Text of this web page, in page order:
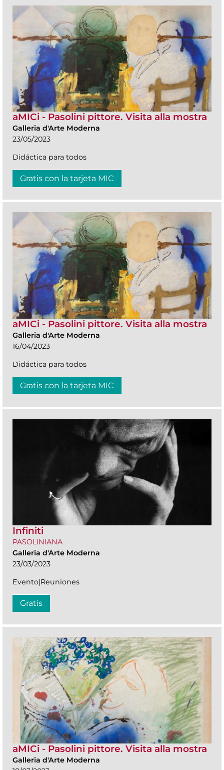
aMICi - Pasolini pittore. Visita alla mostra
Galleria d'Arte Moderna
23/05/2023
Didáctica para todos
Gratis con la tarjeta MIC
aMICi - Pasolini pittore. Visita alla mostra
Galleria d'Arte Moderna
16/04/2023
Didáctica para todos
Gratis con la tarjeta MIC
Infiniti
PASOLINIANA
Galleria d'Arte Moderna
23/03/2023
Evento|Reuniones
Gratis
aMICi - Pasolini pittore. Visita alla mostra
Galleria d'Arte Moderna